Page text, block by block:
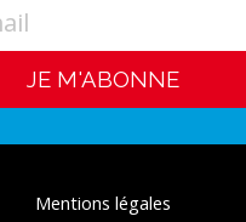
Mentions légales